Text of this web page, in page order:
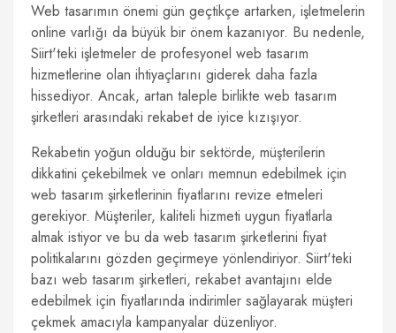
Web tasarımın önemi gün geçtikçe artarken, işletmelerin
online varlığı da büyük bir önem kazanıyor. Bu nedenle,
Siirt'teki işletmeler de profesyonel web tasarım
hizmetlerine olan ihtiyaçlarını giderek daha fazla
hissediyor. Ancak, artan taleple birlikte web tasarım
şirketleri arasındaki rekabet de iyice kızışıyor.
Rekabetin yoğun olduğu bir sektörde, müşterilerin
dikkatini çekebilmek ve onları memnun edebilmek için
web tasarım şirketlerinin fiyatlarını revize etmeleri
gerekiyor. Müşteriler, kaliteli hizmeti uygun fiyatlarla
almak istiyor ve bu da web tasarım şirketlerini fiyat
politikalarını gözden geçirmeye yönlendiriyor. Siirt'teki
bazı web tasarım şirketleri, rekabet avantajını elde
edebilmek için fiyatlarında indirimler sağlayarak müşteri
çekmek amacıyla kampanyalar düzenliyor.